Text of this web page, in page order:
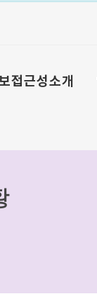
접근성소개